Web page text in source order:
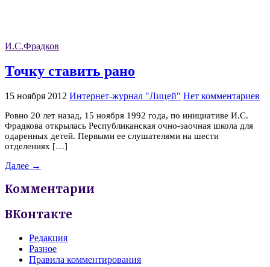
И.С.Фрадков
Точку ставить рано
15 ноября 2012 Интернет-журнал "Лицей" Нет комментариев
Ровно 20 лет назад, 15 ноября 1992 года, по инициативе И.С.
Фрадкова открылась Республиканская очно-заочная школа для
одаренных детей. Первыми ее слушателями на шести
отделениях […]
Далее →
Комментарии
ВКонтакте
Редакция
Разное
Правила комментирования